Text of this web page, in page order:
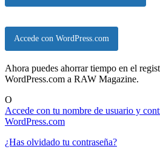
Accede con WordPress.com
Ahora puedes ahorrar tiempo en el
WordPress.com a RAW Magazine.
O
Accede con tu nombre de usuario y
WordPress.com
¿Has olvidado tu contraseña?